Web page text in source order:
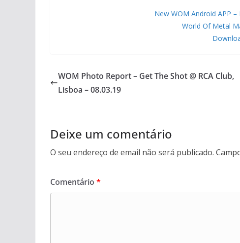
New WOM Android APP
World Of Metal
WOM Photo Report – Get The Shot @ RCA Club,
Lisboa – 08.03.19
Deixe um comentário
O seu endereço de email não será publicado.
Comentário *